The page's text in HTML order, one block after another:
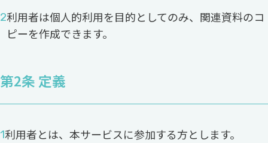
利用者は個人的利用を目的としてのみ、関連資料のコ
ピーを作成できます。
第2条 定義
利用者とは、本サービスに参加する方とします。